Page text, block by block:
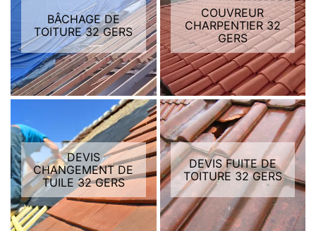
BÂCHAGE DE
TOITURE 32 GERS
COUVREUR
CHARPENTIER 32
GERS
DEVIS
CHANGEMENT DE
TUILE 32 GERS
DEVIS FUITE DE
TOITURE 32 GERS